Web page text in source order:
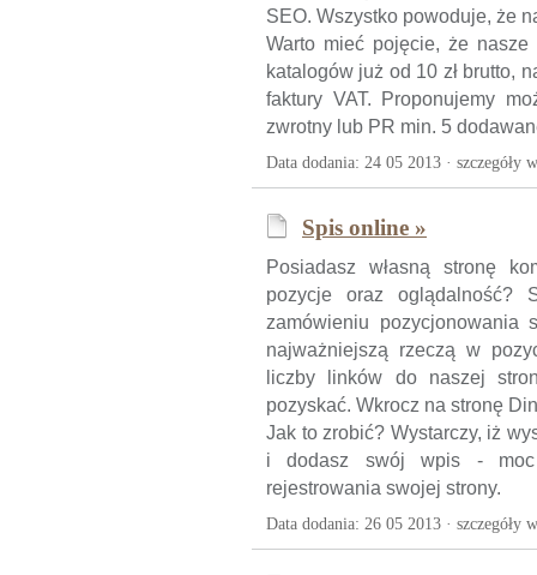
SEO. Wszystko powoduje, że
Warto mieć pojęcie, że nasze
katalogów już od 10 zł brutto,
faktury VAT. Proponujemy
zwrotny lub PR min. 5
Data dodania: 24 05 2013 · szczegóły
Spis online »
Posiadasz własną stronę
pozycje oraz oglądalność?
zamówieniu pozycjonowania
najważniejszą rzeczą w
liczby linków do naszej
pozyskać. Wkrocz na stronę
Jak to zrobić? Wystarczy, iż
i dodasz swój wpis - moc
rejestrowania swojej strony.
Data dodania: 26 05 2013 · szczegóły